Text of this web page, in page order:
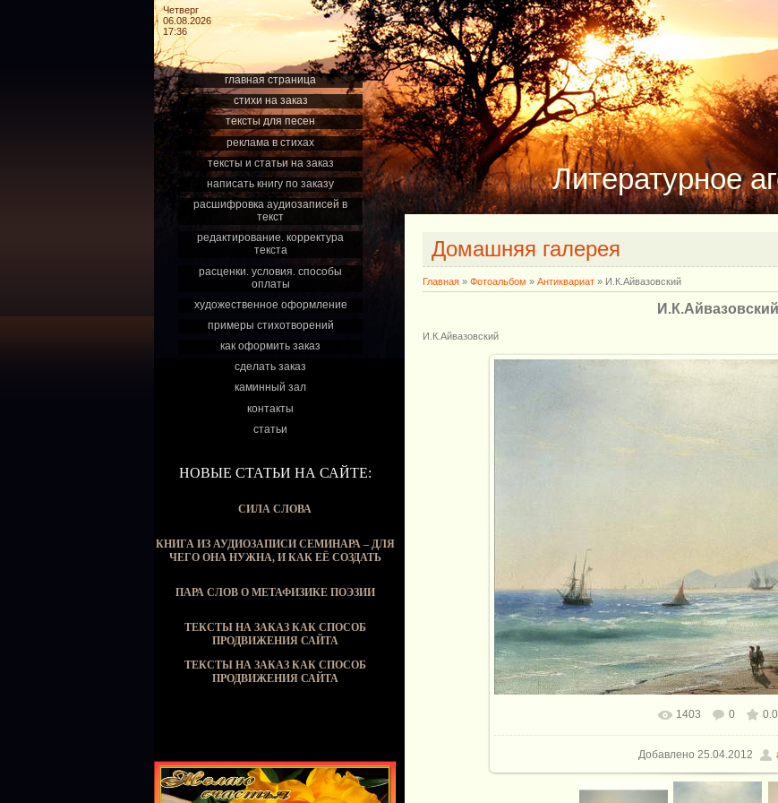
Четверг
06.08.2026
17:36
главная страница
стихи на заказ
тексты для песен
реклама в стихах
тексты и статьи на заказ
написать книгу по заказу
расшифровка аудиозаписей в
текст
редактирование. корректура
текста
расценки. условия. способы
оплаты
художественное оформление
примеры стихотворений
как оформить заказ
сделать заказ
каминный зал
контакты
статьи
НОВЫЕ СТАТЬИ НА САЙТЕ:
СИЛА СЛОВА
КНИГА ИЗ АУДИОЗАПИСИ СЕМИНАРА – ДЛЯ
ЧЕГО ОНА НУЖНА, И КАК ЕЁ СОЗДАТЬ
ПАРА СЛОВ О МЕТАФИЗИКЕ ПОЭЗИИ
ТЕКСТЫ НА ЗАКАЗ КАК СПОСОБ
ПРОДВИЖЕНИЯ САЙТА
ТЕКСТЫ НА ЗАКАЗ КАК СПОСОБ
ПРОДВИЖЕНИЯ САЙТА
Литературное
Домашняя галерея
Главная » Фотоальбом » Антиквариат » И.К.Айвазовский
И.К.Айвазовский
И.К.Айвазовский
В реальном размере
1403 0 0.0
Добавлено 25.04.2012